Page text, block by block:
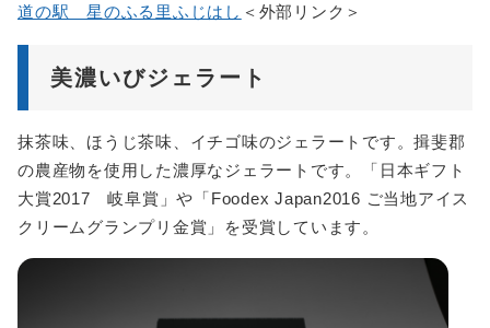
道の駅 星のふる里ふじはし ＜外部リンク＞
美濃いびジェラート
抹茶味、ほうじ茶味、イチゴ味のジェラートです。揖斐郡
の農産物を使用した濃厚なジェラートです。「日本ギフト
大賞2017 岐阜賞」や「Foodex Japan2016 ご当地アイス
クリームグランプリ金賞」を受賞しています。